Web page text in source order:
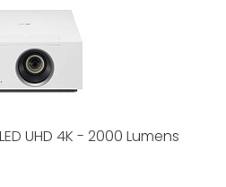
UHD 4K - 2000 Lumens